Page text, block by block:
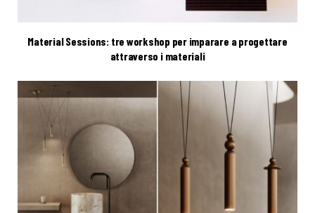
Material Sessions: tre workshop per imparare a progettare
attraverso i materiali